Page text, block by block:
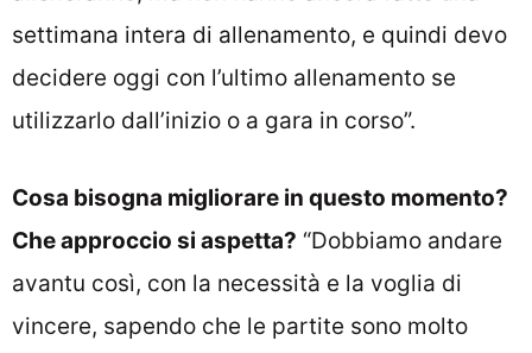
settimana intera di allenamento, e quindi devo
decidere oggi con l’ultimo allenamento se
utilizzarlo dall’inizio o a gara in corso”.
Cosa bisogna migliorare in questo momento?
Che approccio si aspetta? “Dobbiamo andare
avantu così, con la necessità e la voglia di
vincere, sapendo che le partite sono molto